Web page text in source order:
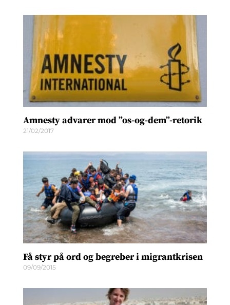
Amnesty advarer mod ”os-og-dem”-retorik
21/02/2017
Få styr på ord og begreber i migrantkrisen
09/09/2015